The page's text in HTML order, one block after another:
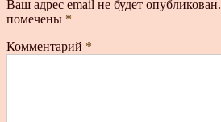
Ваш адрес email не будет опубликован.
помечены *
Комментарий *